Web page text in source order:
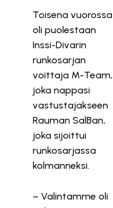
Toisena vuorossa
oli puolestaan
Inssi-Divarin
runkosarjan
voittaja M-Team,
joka nappasi
vastustajakseen
Rauman SalBan,
joka sijoittui
runkosarjassa
kolmanneksi.
– Valintamme oli